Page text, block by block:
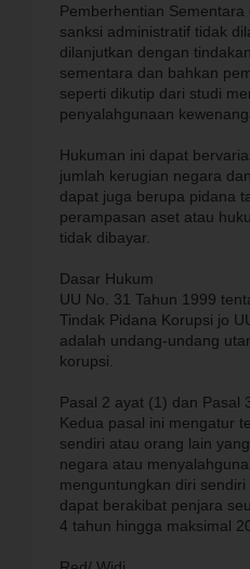
Pemberhentian
sanksi administratif tidak
dilanjutkan dengan
sementara dan bahkan
seperti dikutip dari studi
penyalahgunaan
Hukuman ini dapat
jumlah kerugian negara
dapat juga berupa pidana
perampasan aset atau
tidak dibayar.
Dasar Hukum
UU No. 31 Tahun 1999
Tindak Pidana Korupsi jo
adalah undang-undang
korupsi.
Pasal 2 ayat (1) dan Pasal
Kedua pasal ini mengatur
sendiri atau orang lain
negara atau
menguntungkan diri
dapat berakibat penjara
4 tahun hingga maksimal